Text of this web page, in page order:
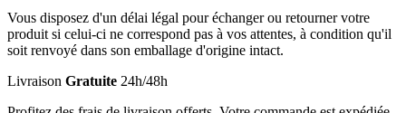
Vous disposez d'un délai légal pour échanger ou retourner votre
produit si celui-ci ne correspond pas à vos attentes, à condition qu'il
soit renvoyé dans son emballage d'origine intact.
Livraison Gratuite 24h/48h